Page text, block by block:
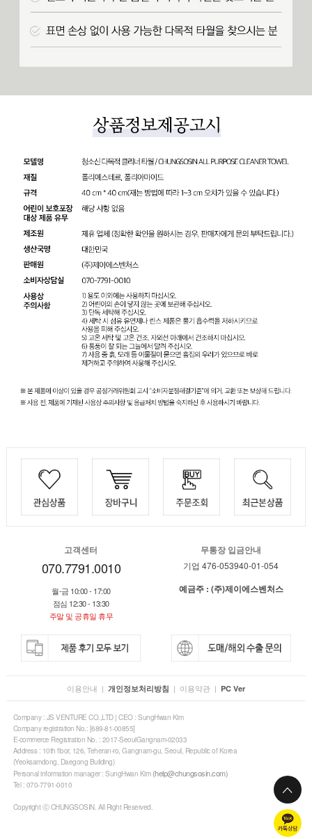
고객센터
070.7791.0010
월-금 10:00 - 17:00
점심 12:30 - 13:30
주말 및 공휴일 휴무
무통장 입금안내
기업 476-053940-01-054
예금주 : (주)제이에스벤처스
이용안내 | 개인정보처리방침 | 이용약관 | PC Ver
Company : JS VENTURE CO.,LTD | CEO : SungHwan Kim
Company registration No.: [689-81-00855]
E-commerce Registration No. : 2017-SeoulGangnam-02033
Address : 10th floor, 126, Teheran-ro, Gangnam-gu, Seoul, Republic of Korea
(Yeoksamdong, Daegong Building)
Personal information manager : SungHwan Kim (help@chungsosin.com)
Tel : 070-7791-0010
Copyright ⓒ CHUNGSOSIN. All Right Reserved.